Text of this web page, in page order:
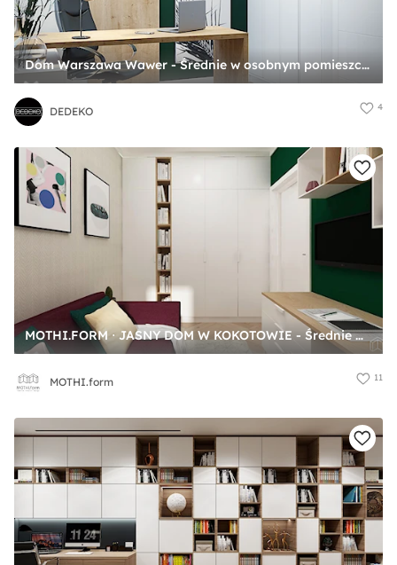
Dom Warszawa Wawer - Średnie w osobnym pomieszczeniu z zabudowanym biurkiem białe zielone biuro, styl nowoczesny - zdjęcie od DEDEKO
DEDEKO 4
MOTHI.FORM ⋅ JASNY DOM W KOKOTOWIE - Średnie w osobnym pomieszczeniu z sofą szare zielone biuro, styl nowoczesny - zdjęcie od MOTHI.form
MOTHI.form 11